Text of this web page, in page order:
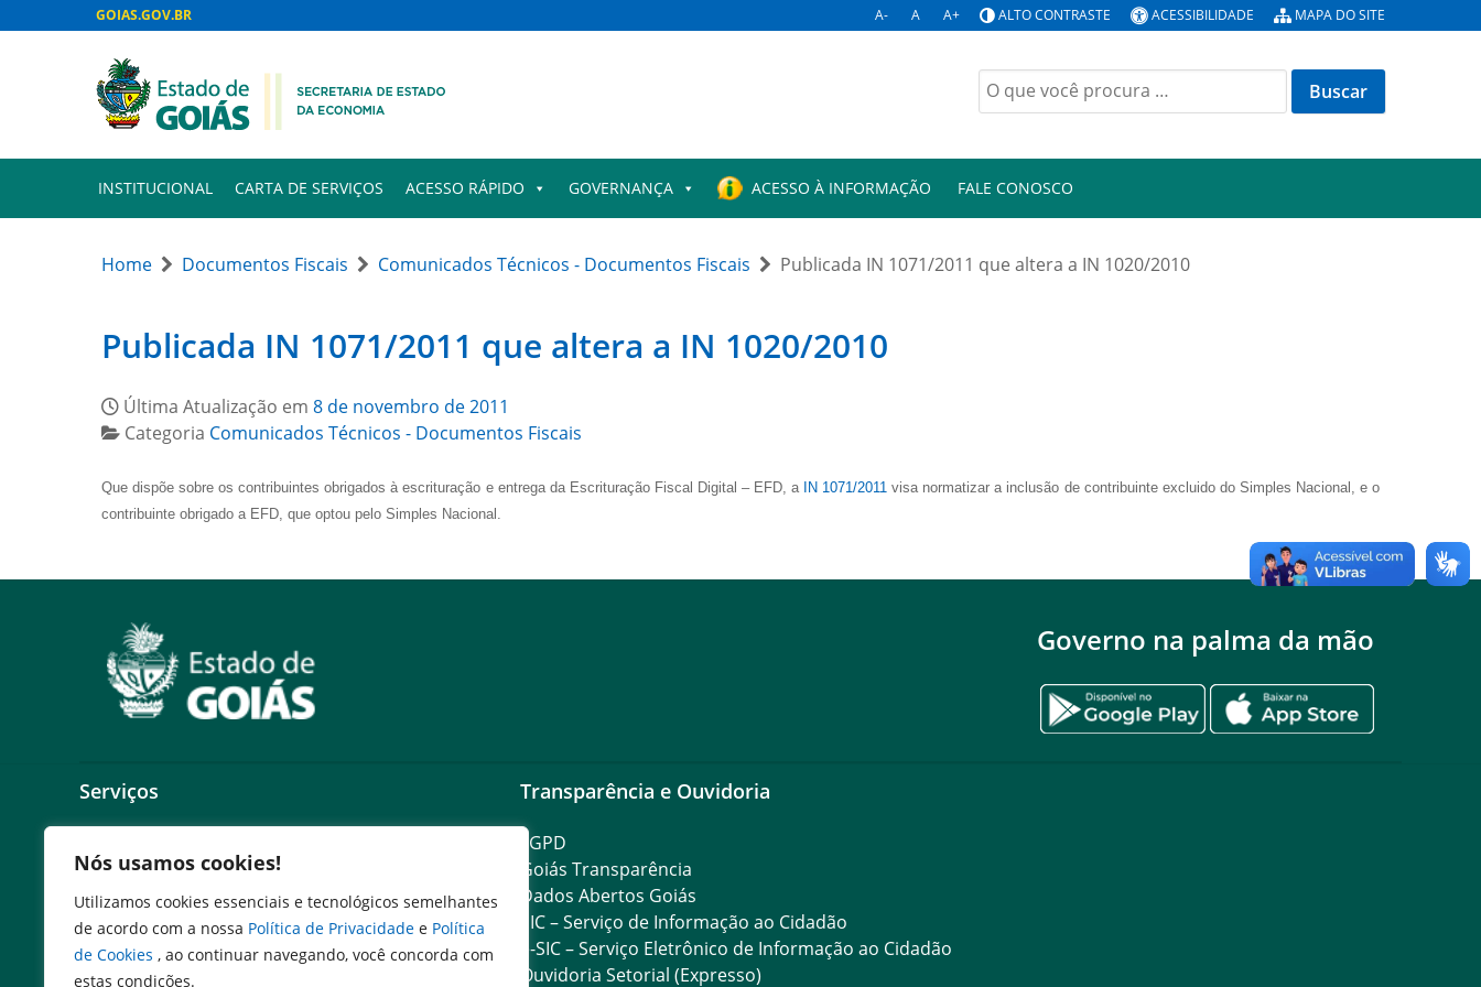
Nós usamos cookies!
Utilizamos cookies essenciais e tecnológicos semelhantes
de acordo com a nossa Política de Privacidade e Política
de Cookies , ao continuar navegando, você concorda com
estas condições.
GOIAS.GOV.BR A- A A+ ALTO CONTRASTE ACESSIBILIDADE MAPA DO SITE
INSTITUCIONAL CARTA DE SERVIÇOS ACESSO RÁPIDO GOVERNANÇA ACESSO À INFORMAÇÃO FALE CONOSCO
Home Documentos Fiscais Comunicados Técnicos - Documentos Fiscais Publicada IN 1071/2011 que altera a IN 1020/2010
Publicada IN 1071/2011 que altera a IN 1020/2010
Última Atualização em 8 de novembro de 2011
Categoria Comunicados Técnicos - Documentos Fiscais
Que dispõe sobre os contribuintes obrigados à escrituração e entrega da Escrituração Fiscal Digital – EFD, a IN 1071/2011 visa normatizar a inclusão de contribuinte excluido do Simples Nacional, e o
contribuinte obrigado a EFD, que optou pelo Simples Nacional.
Governo na palma da mão
Serviços
Expresso Aplicações
Expresso Servidor
SEI Governadoria
Cadastro de Autoridades
Escola de Governo
Transparência e Ouvidoria
LGPD
Goiás Transparência
Dados Abertos Goiás
SIC – Serviço de Informação ao Cidadão
e-SIC – Serviço Eletrônico de Informação ao Cidadão
Ouvidoria Setorial (Expresso)